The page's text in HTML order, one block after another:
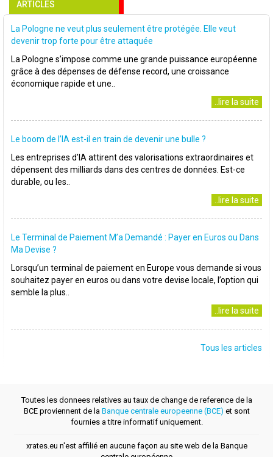
ARTICLES
La Pologne ne veut plus seulement être protégée. Elle veut
devenir trop forte pour être attaquée
La Pologne s’impose comme une grande puissance européenne
grâce à des dépenses de défense record, une croissance
économique rapide et une..
..lire la suite
Le boom de l’IA est-il en train de devenir une bulle ?
Les entreprises d’IA attirent des valorisations extraordinaires et
dépensent des milliards dans des centres de données. Est-ce
durable, ou les..
..lire la suite
Le Terminal de Paiement M’a Demandé : Payer en Euros ou Dans
Ma Devise ?
Lorsqu’un terminal de paiement en Europe vous demande si vous
souhaitez payer en euros ou dans votre devise locale, l’option qui
semble la plus..
..lire la suite
Tous les articles
Toutes les donnees relatives au taux de change de reference de la
BCE proviennent de la Banque centrale europeenne (BCE) et sont
fournies a titre informatif uniquement.
xrates.eu n'est affilié en aucune façon au site web de la Banque